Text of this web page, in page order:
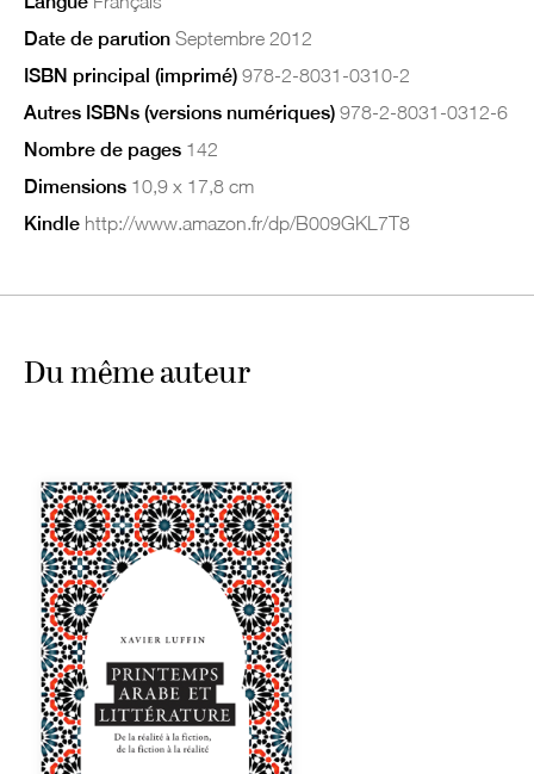
Date de parution Septembre 2012
ISBN principal (imprimé) 978-2-8031-0310-2
Autres ISBNs (versions numériques) 978-2-8031-0312-6
Nombre de pages 142
Dimensions 10,9 x 17,8 cm
Kindle http://www.amazon.fr/dp/B009GKL7T8
Du même auteur